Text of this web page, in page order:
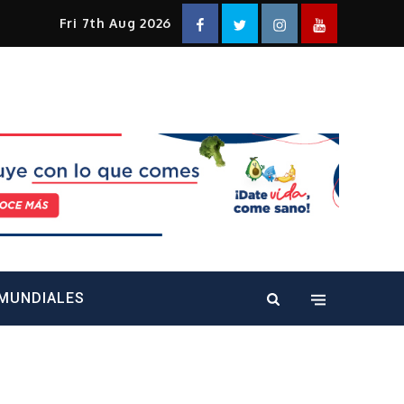
Fri 7th Aug 2026 FacebookTwitterInstagramYouTube